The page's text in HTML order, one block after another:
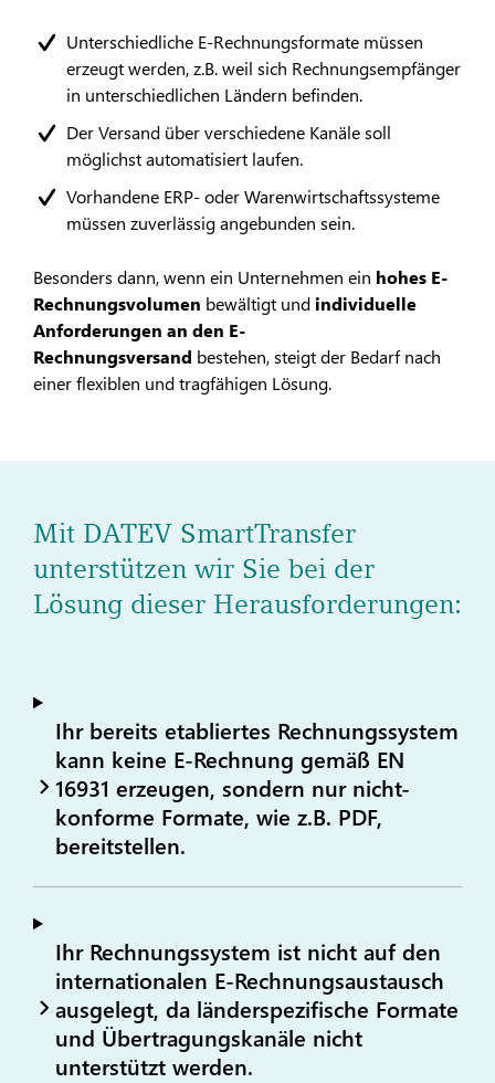
Unterschiedliche E-Rechnungsformate müssen
erzeugt werden, z.B. weil sich Rechnungsempfänger
in unterschiedlichen Ländern befinden.
Der Versand über verschiedene Kanäle soll
möglichst automatisiert laufen.
Vorhandene ERP- oder Warenwirtschaftssysteme
müssen zuverlässig angebunden sein.
Besonders dann, wenn ein Unternehmen ein hohes E-
Rechnungsvolumen bewältigt und individuelle
Anforderungen an den E-
Rechnungsversand bestehen, steigt der Bedarf nach
einer flexiblen und tragfähigen Lösung.
Mit DATEV SmartTransfer
unterstützen wir Sie bei der
Lösung dieser Herausforderungen:
Ihr bereits etabliertes Rechnungssystem
kann keine E-Rechnung gemäß EN
16931 erzeugen, sondern nur nicht-
konforme Formate, wie z.B. PDF,
bereitstellen.
Ihr Rechnungssystem ist nicht auf den
internationalen E-Rechnungsaustausch
ausgelegt, da länderspezifische Formate
und Übertragungskanäle nicht
unterstützt werden.